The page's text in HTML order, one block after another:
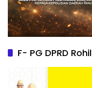
F- PG DPRD Rohil